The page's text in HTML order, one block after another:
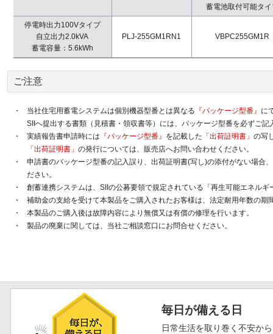
蓄電池取付可能タ
停電時出力100Vタイプ
自立出力2.0kVA
蓄電容量：5.6kWh
PLJ-255GM1RN1 VBPC255GM1R
ご注意
・ 当社住宅用蓄電システムは個別機器型番とは異なる 『パッケージ型番』 に
SIIへ提出する書類（見積書・領収書等）には、パッケージ型番を必ずご記
・
実績報告書申請時には 『パッケージ型番』 を記載した 「出荷証明書」 の写
「出荷証明書」 の発行については、販売店へお問い合わせください。
・
申請書のパッケージ型番の記入誤り、出荷証明書(写し)の添付がない場合
ださい。
・
創蓄連携システムは、SIIの公募要領で規定されている「再生可能エネル
・
補助金の支給を受けて本製品をご購入されたお客様は、法定耐用年数の
・
本製品のご購入後は故障内容により無償又は有償の修理を行います。
・
製品の廃棄に関しては、当社ご相談窓口にお問合せください。
毎日が備える日
日常生活を取り巻く不安から